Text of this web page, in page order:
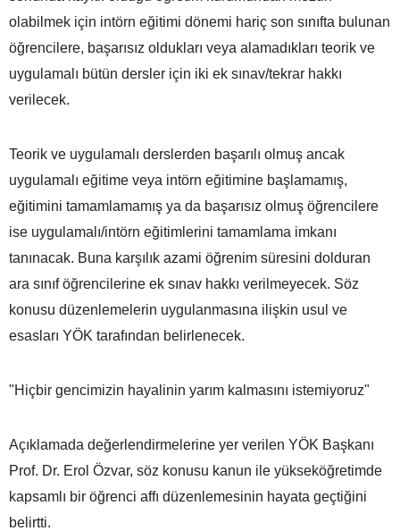
olabilmek için intörn eğitimi dönemi hariç son sınıfta bulunan
öğrencilere, başarısız oldukları veya alamadıkları teorik ve
uygulamalı bütün dersler için iki ek sınav/tekrar hakkı
verilecek.
Teorik ve uygulamalı derslerden başarılı olmuş ancak
uygulamalı eğitime veya intörn eğitimine başlamamış,
eğitimini tamamlamamış ya da başarısız olmuş öğrencilere
ise uygulamalı/intörn eğitimlerini tamamlama imkanı
tanınacak. Buna karşılık azami öğrenim süresini dolduran
ara sınıf öğrencilerine ek sınav hakkı verilmeyecek. Söz
konusu düzenlemelerin uygulanmasına ilişkin usul ve
esasları YÖK tarafından belirlenecek.
"Hiçbir gencimizin hayalinin yarım kalmasını istemiyoruz"
Açıklamada değerlendirmelerine yer verilen YÖK Başkanı
Prof. Dr. Erol Özvar, söz konusu kanun ile yükseköğretimde
kapsamlı bir öğrenci affı düzenlemesinin hayata geçtiğini
belirtti.